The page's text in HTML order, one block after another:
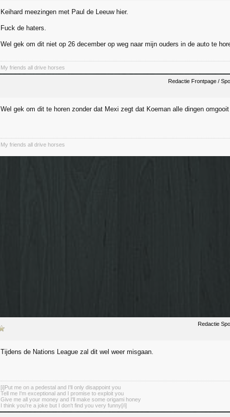
Keihard meezingen met Paul de Leeuw hier.
Fuck de haters.
Wel gek om dit niet op 26 december op weg naar mijn ouders in de auto te
My friends all drive horses
Redactie Frontpage /
Wel gek om dit te horen zonder dat Mexi zegt dat Koeman alle dingen omgooit
My friends all drive horses
Redactie
Tijdens de Nations League zal dit wel weer misgaan.
[i]Put me on a pedestal and I'll only disappoint you
Tell me I'm exceptional and I promise to exploit you
Give me all your money and I'll make some origami honey
I think you're a joke but I don't find you very funny[/i]